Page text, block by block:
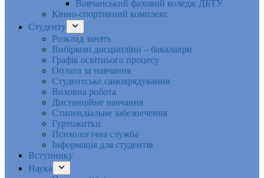
Вовчанський фаховий коледж ДБТУ
Кінно-спортивний комплекс
Студенту
Розклад занять
Вибіркові дисципліни – бакалаври
Графік освітнього процесу
Оплата за навчання
Студентське самоврядування
Виховна робота
Дистанційне навчання
Стипендіальне забезпечення
Гуртожитки
Психологічна служба
Інформація для студентів
Вступнику
Наука